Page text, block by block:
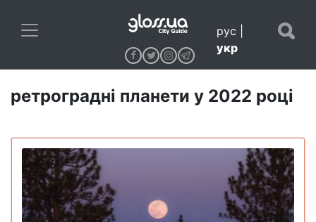
рус
укр
ретроградні планети у 2022 році